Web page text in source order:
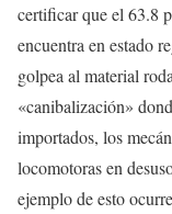
certificar que el 63.8
encuentra en estado
golpea al material
«canibalización»
importados, los
locomotoras en
ejemplo de esto